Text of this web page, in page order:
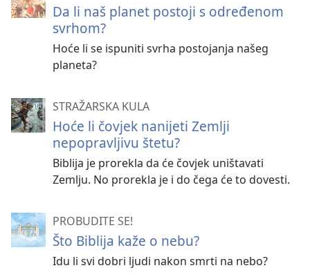
Da li naš planet postoji s određenom
svrhom?
Hoće li se ispuniti svrha postojanja našeg
planeta?
STRAŽARSKA KULA
Hoće li čovjek nanijeti Zemlji
nepopravljivu štetu?
Biblija je prorekla da će čovjek uništavati
Zemlju. No prorekla je i do čega će to dovesti.
PROBUDITE SE!
Što Biblija kaže o nebu?
Idu li svi dobri ljudi nakon smrti na nebo?